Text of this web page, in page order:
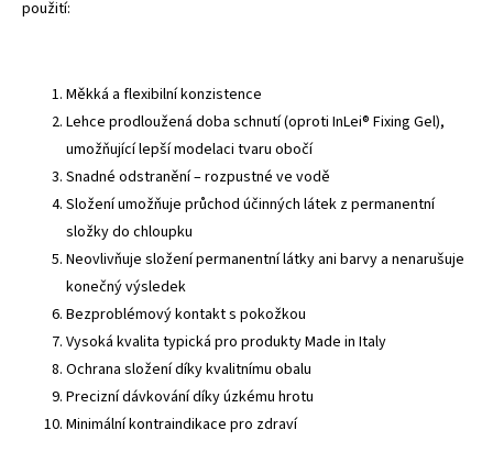
použití:
Měkká a flexibilní konzistence
Lehce prodloužená doba schnutí (oproti InLei® Fixing Gel),
umožňující lepší modelaci tvaru obočí
Snadné odstranění – rozpustné ve vodě
Složení umožňuje průchod účinných látek z permanentní
složky do chloupku
Neovlivňuje složení permanentní látky ani barvy a nenarušuje
konečný výsledek
Bezproblémový kontakt s pokožkou
Vysoká kvalita typická pro produkty Made in Italy
Ochrana složení díky kvalitnímu obalu
Precizní dávkování díky úzkému hrotu
Minimální kontraindikace pro zdraví